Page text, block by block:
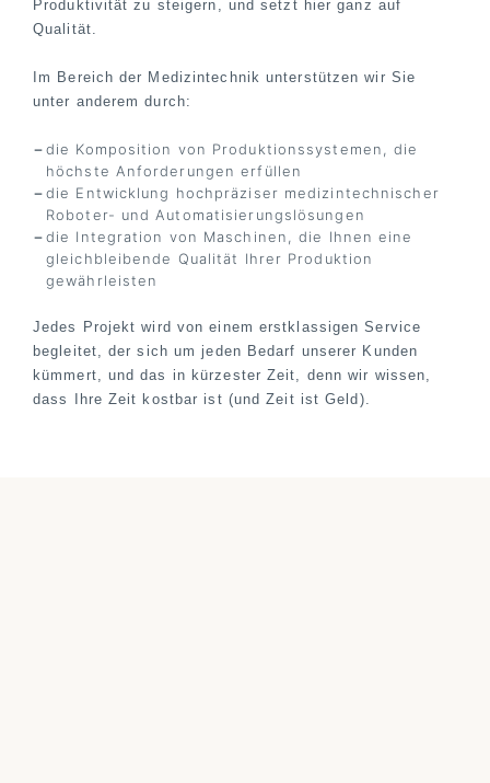
Produktivität zu steigern, und setzt hier ganz auf
Qualität.
Im Bereich der Medizintechnik unterstützen wir Sie
unter anderem durch:
die Komposition von Produktionssystemen, die
höchste Anforderungen erfüllen
die Entwicklung hochpräziser medizintechnischer
Roboter- und Automatisierungslösungen
die Integration von Maschinen, die Ihnen eine
gleichbleibende Qualität Ihrer Produktion
gewährleisten
Jedes Projekt wird von einem erstklassigen Service
begleitet, der sich um jeden Bedarf unserer Kunden
kümmert, und das in kürzester Zeit, denn wir wissen,
dass Ihre Zeit kostbar ist (und Zeit ist Geld).